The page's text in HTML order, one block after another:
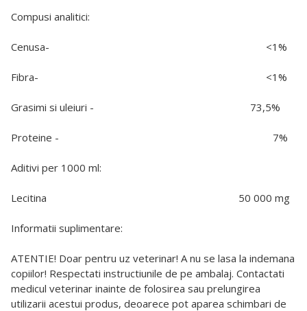
Compusi analitici:
Cenusa- <1%
Fibra- <1%
Grasimi si uleiuri - 73,5%
Proteine - 7%
Aditivi per 1000 ml:
Lecitina 50 000 mg
Informatii suplimentare:
ATENTIE! Doar pentru uz veterinar! A nu se lasa la indemana
copiilor! Respectati instructiunile de pe ambalaj. Contactati
medicul veterinar inainte de folosirea sau prelungirea
utilizarii acestui produs, deoarece pot aparea schimbari de